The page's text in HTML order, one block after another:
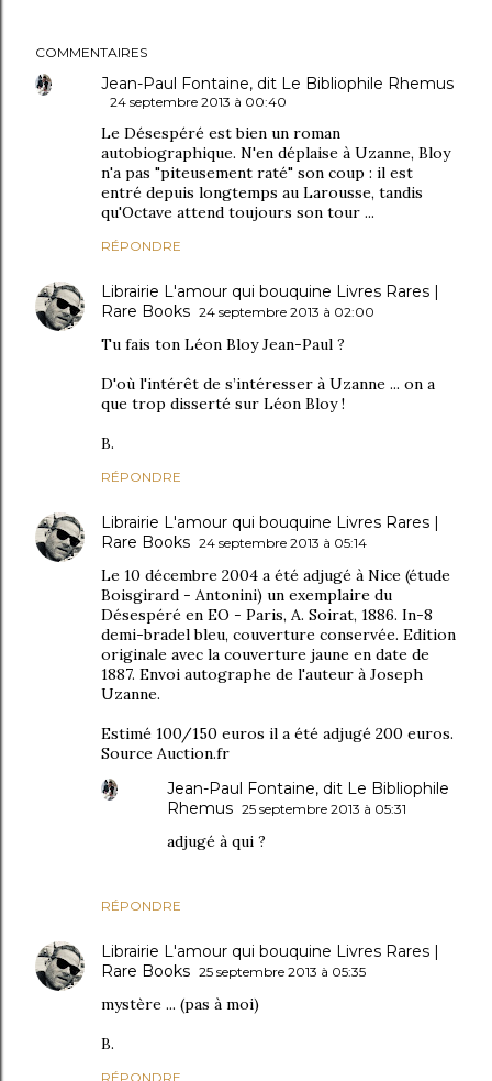
COMMENTAIRES
Jean-Paul Fontaine, dit Le Bibliophile Rhemus
24 septembre 2013 à 00:40
Le Désespéré est bien un roman
autobiographique. N'en déplaise à Uzanne, Bloy
n'a pas "piteusement raté" son coup : il est
entré depuis longtemps au Larousse, tandis
qu'Octave attend toujours son tour ...
RÉPONDRE
Librairie L'amour qui bouquine Livres Rares |
Rare Books 24 septembre 2013 à 02:00
Tu fais ton Léon Bloy Jean-Paul ?
D'où l'intérêt de s’intéresser à Uzanne ... on a
que trop disserté sur Léon Bloy !
B.
RÉPONDRE
Librairie L'amour qui bouquine Livres Rares |
Rare Books 24 septembre 2013 à 05:14
Le 10 décembre 2004 a été adjugé à Nice (étude
Boisgirard - Antonini) un exemplaire du
Désespéré en EO - Paris, A. Soirat, 1886. In-8
demi-bradel bleu, couverture conservée. Edition
originale avec la couverture jaune en date de
1887. Envoi autographe de l'auteur à Joseph
Uzanne.
Estimé 100/150 euros il a été adjugé 200 euros.
Source Auction.fr
RÉPONDRE
Jean-Paul Fontaine, dit Le Bibliophile
Rhemus 25 septembre 2013 à 05:31
adjugé à qui ?
Librairie L'amour qui bouquine Livres Rares |
Rare Books 25 septembre 2013 à 05:35
mystère ... (pas à moi)
B.
RÉPONDRE